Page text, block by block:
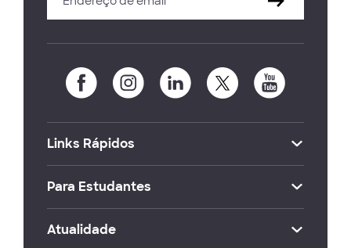
Links Rápidos
Para Estudantes
Atualidade